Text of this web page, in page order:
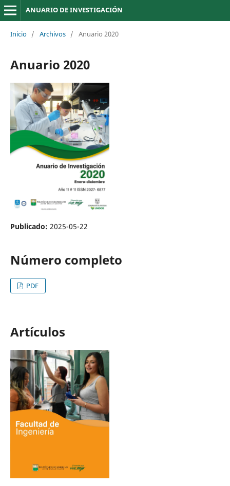
ANUARIO DE INVESTIGACIÓN
Inicio / Archivos / Anuario 2020
Anuario 2020
Publicado: 2025-05-22
Número completo
PDF
Artículos